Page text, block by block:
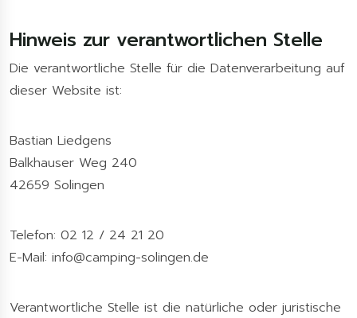
Hinweis zur verantwortlichen Stelle
Die verantwortliche Stelle für die Datenverarbeitung auf
dieser Website ist:
Bastian Liedgens
Balkhauser Weg 240
42659 Solingen
Telefon: 02 12 / 24 21 20
E-Mail: info@camping-solingen.de
Verantwortliche Stelle ist die natürliche oder juristische